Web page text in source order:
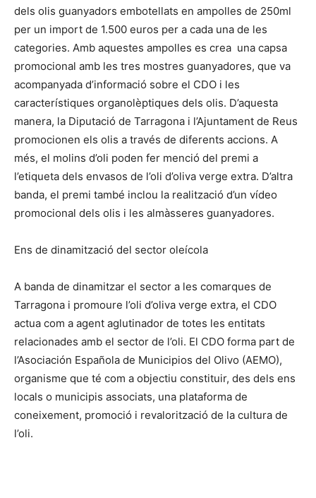
dels olis guanyadors embotellats en ampolles de 250ml
per un import de 1.500 euros per a cada una de les
categories. Amb aquestes ampolles es crea una capsa
promocional amb les tres mostres guanyadores, que va
acompanyada d’informació sobre el CDO i les
característiques organolèptiques dels olis. D’aquesta
manera, la Diputació de Tarragona i l’Ajuntament de Reus
promocionen els olis a través de diferents accions. A
més, el molins d’oli poden fer menció del premi a
l’etiqueta dels envasos de l’oli d’oliva verge extra. D’altra
banda, el premi també inclou la realització d’un vídeo
promocional dels olis i les almàsseres guanyadores.
Ens de dinamització del sector oleícola
A banda de dinamitzar el sector a les comarques de
Tarragona i promoure l’oli d’oliva verge extra, el CDO
actua com a agent aglutinador de totes les entitats
relacionades amb el sector de l’oli. El CDO forma part de
l’Asociación Española de Municipios del Olivo (AEMO),
organisme que té com a objectiu constituir, des dels ens
locals o municipis associats, una plataforma de
coneixement, promoció i revalorització de la cultura de
l’oli.